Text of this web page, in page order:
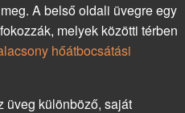
A belső oldali üvegre egy
melyek közötti térben
hőátbocsátási
üveg különböző, saját